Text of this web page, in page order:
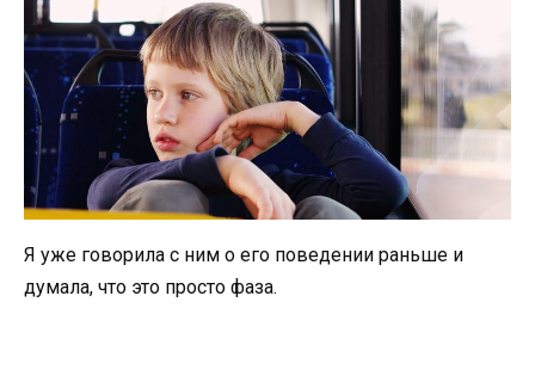
Я уже говорила с ним о его поведении раньше и
думала, что это просто фаза.